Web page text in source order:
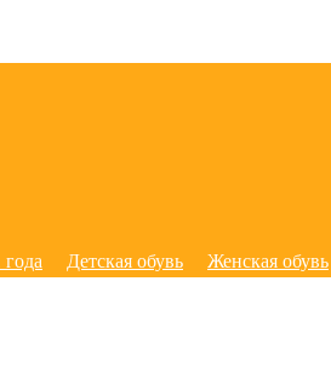
Детская обувь Женская обувь